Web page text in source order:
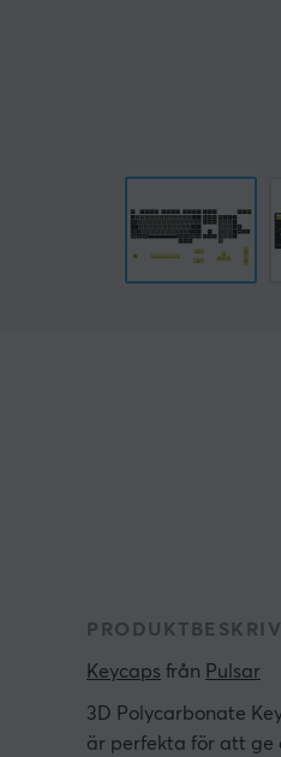
Keycaps från Pulsar
3D Polycarbonate
är perfekta för att ge